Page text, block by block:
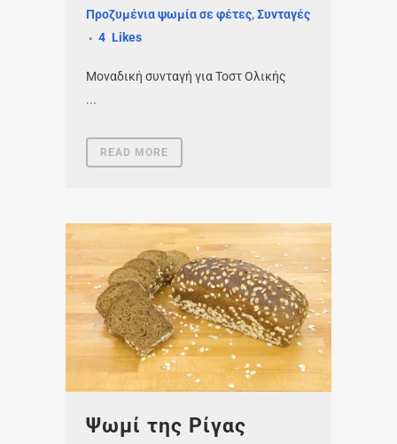
Προζυμένια ψωμία σε φέτες,Συνταγές
4 Likes
Μοναδική συνταγή για Τοστ Ολικής
...
READ MORE
Ψωμί της Ρίγας